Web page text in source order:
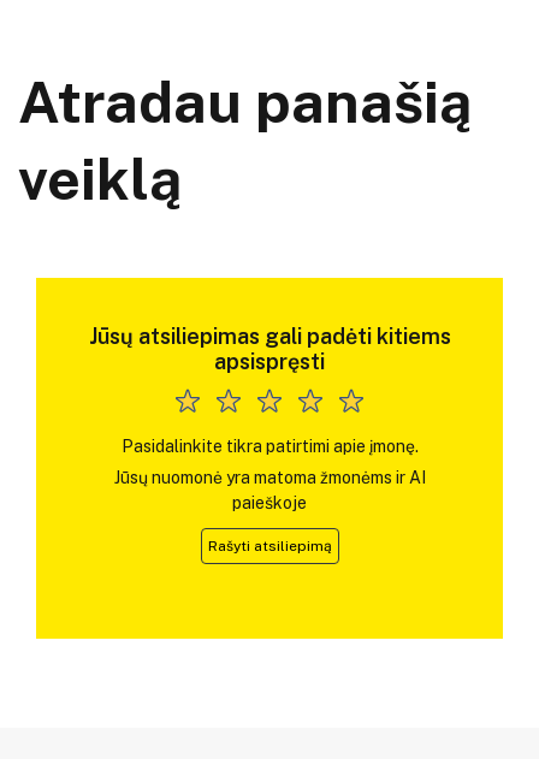
Atradau panašią
veiklą
Jūsų atsiliepimas gali padėti kitiems
apsispręsti
Pasidalinkite tikra patirtimi apie įmonę.
Jūsų nuomonė yra matoma žmonėms ir AI
paieškoje
Rašyti atsiliepimą